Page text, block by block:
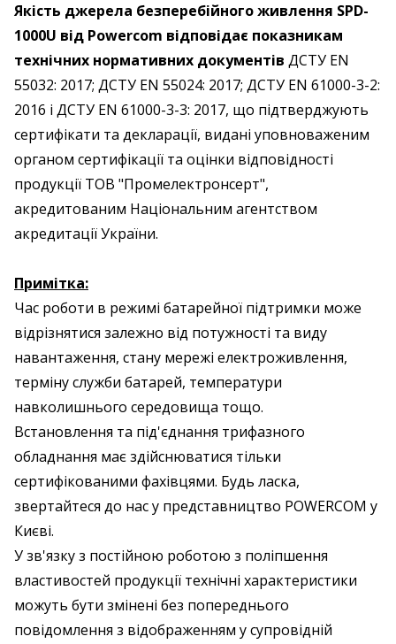
Якість джерела безперебійного живлення SPD-
1000U від Powercom відповідає показникам
технічних нормативних документів ДСТУ EN
55032: 2017; ДСТУ EN 55024: 2017; ДСТУ EN 61000-3-2:
2016 і ДСТУ EN 61000-3-3: 2017, що підтверджують
сертифікати та декларації, видані уповноваженим
органом сертифікації та оцінки відповідності
продукції ТОВ "Промелектронсерт",
акредитованим Національним агентством
акредитації України.
Примітка:
Час роботи в режимі батарейної підтримки може
відрізнятися залежно від потужності та виду
навантаження, стану мережі електроживлення,
терміну служби батарей, температури
навколишнього середовища тощо.
Встановлення та під'єднання трифазного
обладнання має здійснюватися тільки
сертифікованими фахівцями. Будь ласка,
звертайтеся до нас у представництво POWERCOM у
Києві.
У зв'язку з постійною роботою з поліпшення
властивостей продукції технічні характеристики
можуть бути змінені без попереднього
повідомлення з відображенням у супровідній